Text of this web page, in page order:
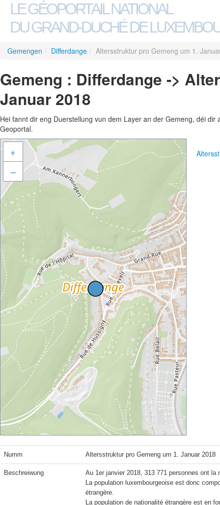
LE GÉOPORTAIL NATIONAL
DU GRAND-DUCHÉ DE
Gemengen / Differdange / Altersstruktur pro Gemeng um 1.
Gemeng : Differdange ->
Januar 2018
Hei fannt dir eng Duerstellung vun dem Layer an der Gemeng, déi
Geoportal.
+
–
Numm Altersstruktur pro Gemeng um 1. Januar 2018
Beschreiwung
Au 1er janvier 2018, 313 771 personnes ont
La population luxembourgeoise est donc
étrangère.
La population de nationalité étrangère est en